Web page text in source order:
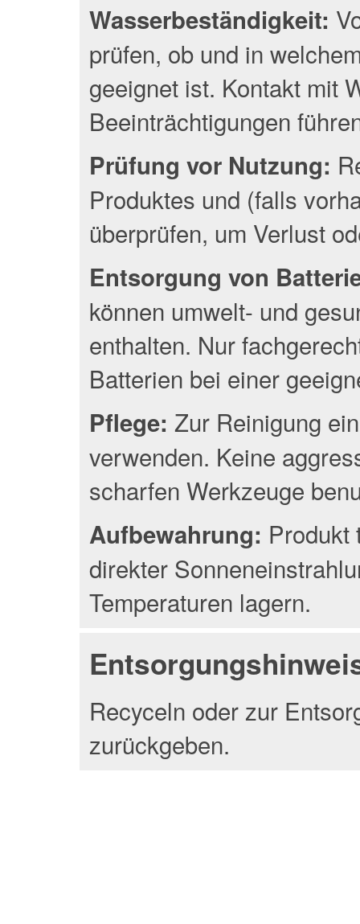
Wasserbeständigkeit:
prüfen, ob und in
geeignet ist. Kontakt mit
Beeinträchtigungen
Prüfung vor Nutzung:
Produktes und (falls
überprüfen, um Verlust
Entsorgung von
können umwelt- und
enthalten. Nur
Batterien bei einer
Pflege: Zur Reinigung
verwenden. Keine
scharfen Werkzeuge
Aufbewahrung: Produkt
direkter
Temperaturen lagern.
Recyceln oder zur
zurückgeben.